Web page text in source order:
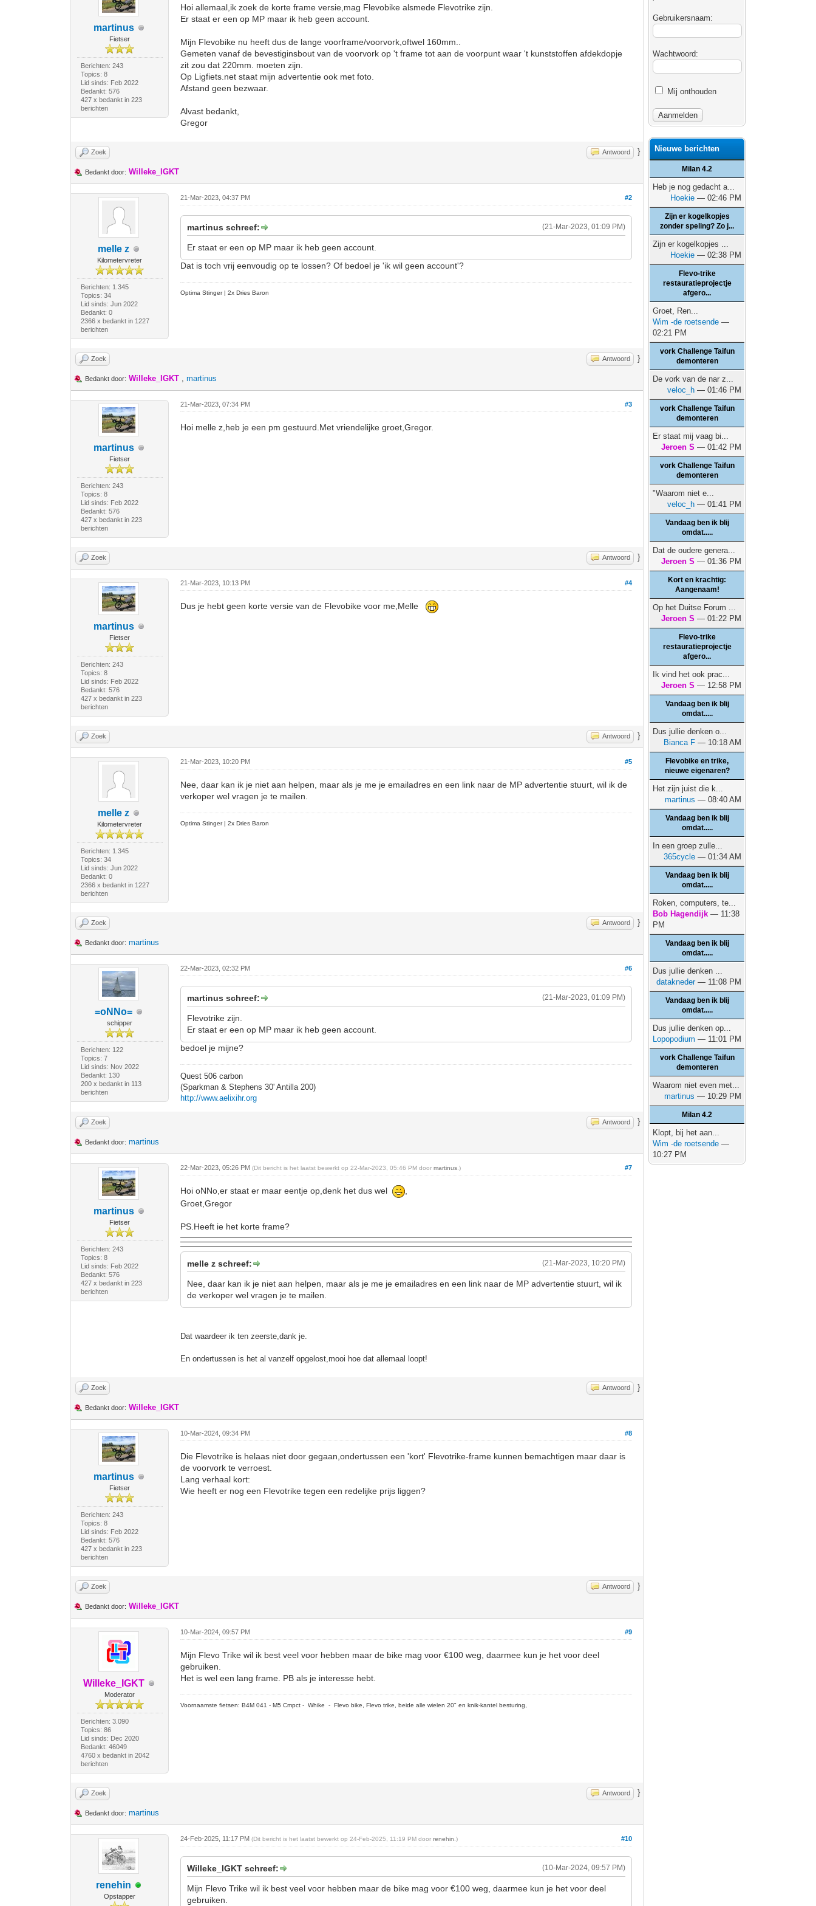
martinus
Fietser
Berichten: 243
Topics: 8
Lid sinds: Feb 2022
Bedankt: 576
427 x bedankt in 223
berichten
Hoi allemaal,ik zoek de korte frame versie,mag Flevobike alsmede Flevotrike zijn.
Er staat er een op MP maar ik heb geen account.
Mijn Flevobike nu heeft dus de lange voorframe/voorvork,oftwel 160mm..
Gemeten vanaf de bevestiginsbout van de voorvork op 't frame tot aan de voorpunt waar 't kunststoffen afdekdopje
zit zou dat 220mm. moeten zijn.
Op Ligfiets.net staat mijn advertentie ook met foto.
Afstand geen bezwaar.
Alvast bedankt,
Gregor
Zoek Antwoord }
Bedankt door: Willeke_IGKT
melle z
Kilometervreter
Berichten: 1.345
Topics: 34
Lid sinds: Jun 2022
Bedankt: 0
2366 x bedankt in 1227
berichten
#2
21-Mar-2023, 04:37 PM
(21-Mar-2023, 01:09 PM)
martinus schreef:
Er staat er een op MP maar ik heb geen account.
Dat is toch vrij eenvoudig op te lossen? Of bedoel je 'ik wil geen account'?
Optima Stinger |2x Dries Baron
Zoek Antwoord }
Bedankt door: Willeke_IGKT ,martinus
martinus
Fietser
Berichten: 243
Topics: 8
Lid sinds: Feb 2022
Bedankt: 576
427 x bedankt in 223
berichten
#3
21-Mar-2023, 07:34 PM
Hoi melle z,heb je een pm gestuurd.Met vriendelijke groet,Gregor.
Zoek Antwoord }
martinus
Fietser
Berichten: 243
Topics: 8
Lid sinds: Feb 2022
Bedankt: 576
427 x bedankt in 223
berichten
#4
21-Mar-2023, 10:13 PM
Dus je hebt geen korte versie van de Flevobike voor me,Melle
Zoek Antwoord }
melle z
Kilometervreter
Berichten: 1.345
Topics: 34
Lid sinds: Jun 2022
Bedankt: 0
2366 x bedankt in 1227
berichten
#5
21-Mar-2023, 10:20 PM
Nee, daar kan ik je niet aan helpen, maar als je me je emailadres en een link naar de MP advertentie stuurt, wil ik de
verkoper wel vragen je te mailen.
Optima Stinger |2x Dries Baron
Zoek Antwoord }
Bedankt door: martinus
=oNNo=
schipper
Berichten: 122
Topics: 7
Lid sinds: Nov 2022
Bedankt: 130
200 x bedankt in 113
berichten
#6
22-Mar-2023, 02:32 PM
(21-Mar-2023, 01:09 PM)
martinus schreef:
Flevotrike zijn.
Er staat er een op MP maar ik heb geen account.
bedoel je mijne?
Quest 506 carbon
(Sparkman & Stephens 30' Antilla 200)
http://www.aelixihr.org
Zoek Antwoord }
Bedankt door: martinus
martinus
Fietser
Berichten: 243
Topics: 8
Lid sinds: Feb 2022
Bedankt: 576
427 x bedankt in 223
berichten
#7
22-Mar-2023, 05:26 PM(Dit bericht is het laatst bewerkt op 22-Mar-2023, 05:46 PM doormartinus .)
Hoi oNNo,er staat er maar eentje op,denk het dus wel
,
Groet,Gregor
PS.Heeft ie het korte frame?
(21-Mar-2023, 10:20 PM)
melle z schreef:
Nee, daar kan ik je niet aan helpen, maar als je me je emailadres en een link naar de MP advertentie stuurt, wil ik
de verkoper wel vragen je te mailen.
Dat waardeer ik ten zeerste,dank je.
En ondertussen is het al vanzelf opgelost,mooi hoe dat allemaal loopt!
Zoek Antwoord }
Bedankt door: Willeke_IGKT
martinus
Fietser
Berichten: 243
Topics: 8
Lid sinds: Feb 2022
Bedankt: 576
427 x bedankt in 223
berichten
#8
10-Mar-2024, 09:34 PM
Die Flevotrike is helaas niet door gegaan,ondertussen een 'kort' Flevotrike-frame kunnen bemachtigen maar daar is
de voorvork te verroest.
Lang verhaal kort:
Wie heeft er nog een Flevotrike tegen een redelijke prijs liggen?
Zoek Antwoord }
Bedankt door: Willeke_IGKT
Willeke_IGKT
Moderator
Berichten: 3.090
Topics: 86
Lid sinds: Dec 2020
Bedankt: 46049
4760 x bedankt in 2042
berichten
#9
10-Mar-2024, 09:57 PM
Mijn Flevo Trike wil ik best veel voor hebben maar de bike mag voor €100 weg, daarmee kun je het voor deel
gebruiken.
Het is wel een lang frame. PB als je interesse hebt.
Voornaamste fietsen: B4M 041 - M5 Cmpct - Whike - Flevo bike, Flevo trike, beide alle wielen 20" en knik-kantel besturing,
Zoek Antwoord }
Bedankt door: martinus
renehin
Opstapper
#10
24-Feb-2025, 11:17 PM(Dit bericht is het laatst bewerkt op 24-Feb-2025, 11:19 PM doorrenehin .)
(10-Mar-2024, 09:57 PM)
Willeke_IGKT schreef:
Mijn Flevo Trike wil ik best veel voor hebben maar de bike mag voor €100 weg, daarmee kun je het voor deel
gebruiken.
Gebruikersnaam:
Wachtwoord:
Mij onthouden
Nieuwe berichten
Milan 4.2
Heb je nog gedacht a...
Hoekie — 02:46 PM
Zijn er kogelkopjes
zonder speling? Zo j...
Zijn er kogelkopjes ...
Hoekie — 02:38 PM
Flevo-trike
restauratieprojectje
afgero...
Groet, Ren...
Wim -de roetsende —
02:21 PM
vork Challenge Taifun
demonteren
De vork van de nar z...
veloc_h — 01:46 PM
vork Challenge Taifun
demonteren
Er staat mij vaag bi...
Jeroen S — 01:42 PM
vork Challenge Taifun
demonteren
"Waarom niet e...
veloc_h — 01:41 PM
Vandaag ben ik blij
omdat.....
Dat de oudere genera...
Jeroen S — 01:36 PM
Kort en krachtig:
Aangenaam!
Op het Duitse Forum ...
Jeroen S — 01:22 PM
Flevo-trike
restauratieprojectje
afgero...
Ik vind het ook prac...
Jeroen S — 12:58 PM
Vandaag ben ik blij
omdat.....
Dus jullie denken o...
Bianca F — 10:18 AM
Flevobike en trike,
nieuwe eigenaren?
Het zijn juist die k...
martinus — 08:40 AM
Vandaag ben ik blij
omdat.....
In een groep zulle...
365cycle — 01:34 AM
Vandaag ben ik blij
omdat.....
Roken, computers, te...
Bob Hagendijk — 11:38
PM
Vandaag ben ik blij
omdat.....
Dus jullie denken ...
datakneder— 11:08 PM
Vandaag ben ik blij
omdat.....
Dus jullie denken op...
Lopopodium — 11:01 PM
vork Challenge Taifun
demonteren
Waarom niet even met...
martinus — 10:29 PM
Milan 4.2
Klopt, bij het aan...
Wim -de roetsende —
10:27 PM